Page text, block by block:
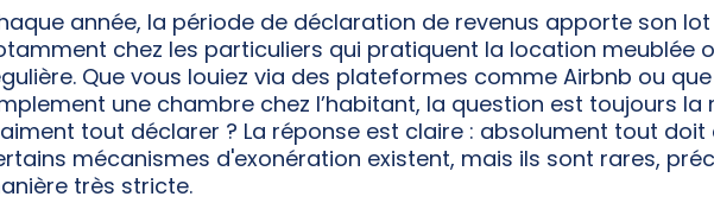
année, la période de déclaration de revenus apporte son
chez les particuliers qui pratiquent la location meublée
Que vous louiez via des plateformes comme Airbnb ou
une chambre chez l’habitant, la question est toujours
tout déclarer ? La réponse est claire : absolument tout doit
mécanismes d'exonération existent, mais ils sont rares,
très stricte.